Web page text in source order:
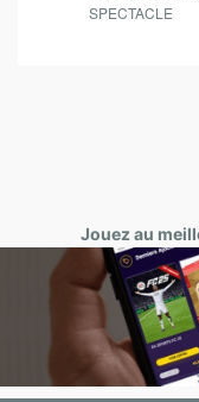
SPECTACLE
Jouez au